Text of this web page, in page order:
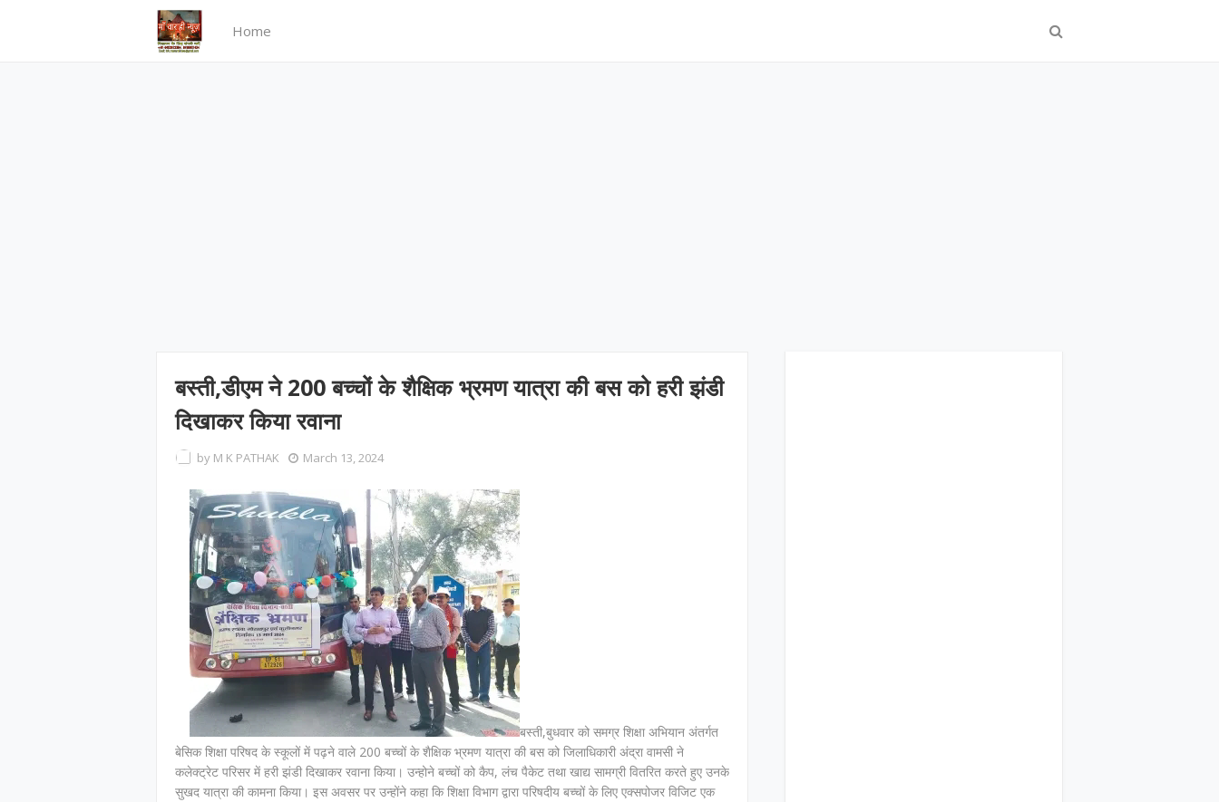
Home
बस्ती,डीएम ने 200 बच्चों के शैक्षिक भ्रमण यात्रा की बस को हरी झंडी
दिखाकर किया रवाना
by M K PATHAK March 13, 2024
बस्ती,बुधवार को समग्र शिक्षा अभियान अंतर्गत
बेसिक शिक्षा परिषद के स्कूलों में पढ़ने वाले 200 बच्चों के शैक्षिक भ्रमण यात्रा की बस को जिलाधिकारी अंद्रा वामसी ने
कलेक्ट्रेट परिसर में हरी झंडी दिखाकर रवाना किया। उन्होने बच्चों को कैप, लंच पैकेट तथा खाद्य सामग्री वितरित करते हुए उनके
सुखद यात्रा की कामना किया। इस अवसर पर उन्होंने कहा कि शिक्षा विभाग द्वारा परिषदीय बच्चों के लिए एक्सपोजर विजिट एक